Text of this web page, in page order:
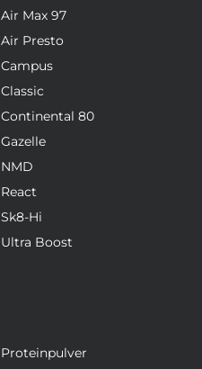
Air Max 97
Air Presto
Campus
Classic
Continental 80
Gazelle
NMD
React
Sk8-Hi
Ultra Boost
Proteinpulver